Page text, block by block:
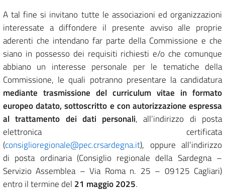
A tal fine si invitano tutte le associazioni ed organizzazioni
interessate a diffondere il presente avviso alle proprie
aderenti che intendano far parte della Commissione e che
siano in possesso dei requisiti richiesti e/o che comunque
abbiano un interesse personale per le tematiche della
Commissione, le quali potranno presentare la candidatura
mediante trasmissione del curriculum vitae in formato
europeo datato, sottoscritto e con autorizzazione espressa
al trattamento dei dati personali, all’indirizzo di posta
elettronica certificata
(consiglioregionale@pec.crsardegna.it), oppure all’indirizzo
di posta ordinaria (Consiglio regionale della Sardegna –
Servizio Assemblea – Via Roma n. 25 – 09125 Cagliari)
entro il termine del 21 maggio 2025.